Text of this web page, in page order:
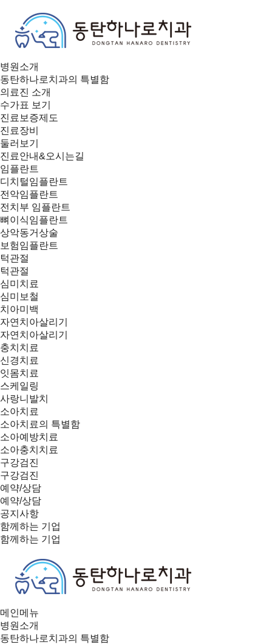
병원소개
동탄하나로치과의 특별함
의료진 소개
수가표 보기
진료보증제도
진료장비
둘러보기
진료안내&오시는길
임플란트
디치털임플란트
전악임플란트
전치부 임플란트
뼈이식임플란트
상악동거상술
보험임플란트
턱관절
턱관절
심미치료
심미보철
치아미백
자연치아살리기
자연치아살리기
충치치료
신경치료
잇몸치료
스케일링
사랑니발치
소아치료
소아치료의 특별함
소아예방치료
소아충치치료
구강검진
구강검진
예약/상담
예약/상담
공지사항
함께하는 기업
함께하는 기업
메인메뉴
병원소개
동탄하나로치과의 특별함